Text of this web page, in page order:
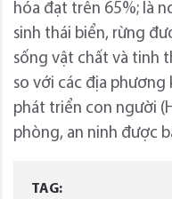
hóa đạt trên 65%; là
sinh thái biển, rừng
sống vật chất và tinh
so với các địa phương
phát triển con người
phòng, an ninh được
TAG: